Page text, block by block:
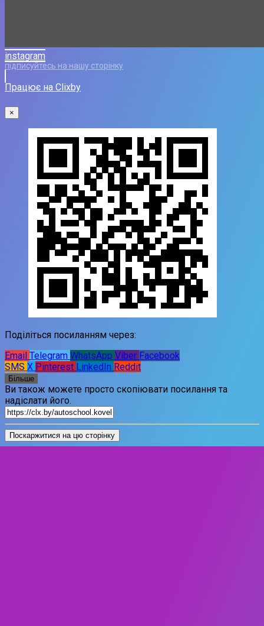
instagram
підписуйтесь на нашу сторінку
Працює на Clixby
×
Поділіться посиланням через:
Email Telegram WhatsApp Viber Facebook
SMS X Pinterest LinkedIn Reddit
Більше
Ви також можете просто скопіювати посилання та
надіслати його.
Поскаржитися на цю сторінку